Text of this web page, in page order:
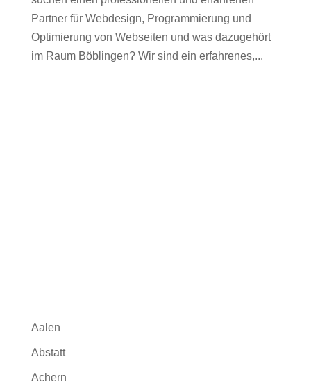
Partner für Webdesign, Programmierung und
Optimierung von Webseiten und was dazugehört
im Raum Böblingen? Wir sind ein erfahrenes,...
Aalen
Abstatt
Achern